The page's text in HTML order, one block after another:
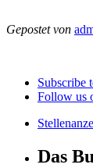
Gepostet von
Subscribe
Follow us
Das